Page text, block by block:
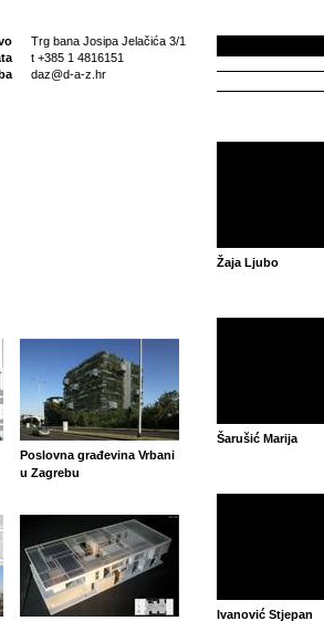
Trg bana Josipa Jelačića 3/1
t +385 1 4816151
daz@d-a-z.hr
Poslovna građevina Vrbani
u Zagrebu
Žaja Ljubo
Šarušić Marija
Ivanović Stjepan